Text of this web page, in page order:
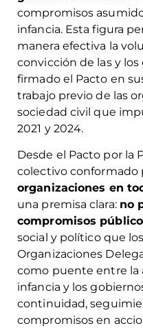
compromisos
infancia. Esta figura
manera efectiva la
convicción de las y
firmado el Pacto en
trabajo previo de las
sociedad civil que
2021 y 2024.
Desde el Pacto por la
colectivo conformado
organizaciones en
una premisa clara: no
compromisos
social y político que
Organizaciones
como puente entre la
infancia y los
continuidad,
compromisos en